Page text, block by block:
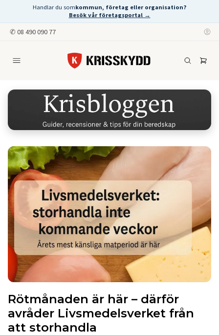
Handlar du somkommun, företag eller organisation?
Besök vår företagsportal →
✆ 08 490 090 77
Rötmånaden är här – därför
avråder Livsmedelsverket från
att storhandla